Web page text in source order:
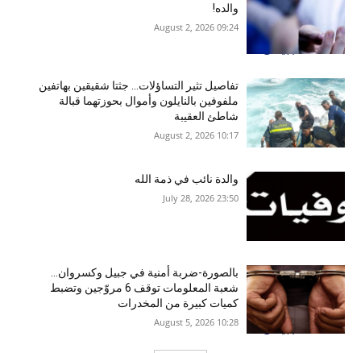
والده!
09:24 2026 ,August 2
تفاصيل تثير التساؤلات… جثتا شقيقين بهاتفين
ملفوفين بالنايلون وأموال بحوزتهما قبالة
شاطئ العقيبة
10:17 2026 ,August 2
والدة نائب في ذمة الله
23:50 2026 ,July 28
بالصورة-ضربة أمنية في جبيل وكسروان…
شعبة المعلومات توقف 6 مروّجين وتضبط
كميات كبيرة من المخدرات
10:28 2026 ,August 5